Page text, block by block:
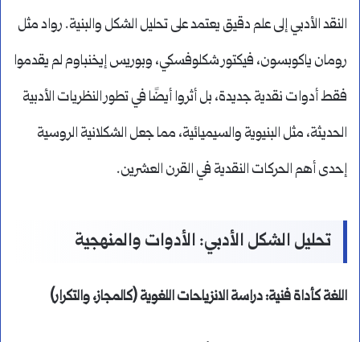
النقد الأدبي إلى علم دقيق يعتمد على تحليل الشكل والبنية. رواد مثل
رومان ياكوبسون، فيكتور شكلوفسكي، وبوريس إيخنباوم لم يقدموا
فقط أدوات نقدية جديدة، بل أثروا أيضًا في تطور النظريات الأدبية
الحديثة، مثل البنيوية والسيميائية، مما جعل الشكلانية الروسية
إحدى أهم الحركات النقدية في القرن العشرين.
تحليل الشكل الأدبي: الأدوات والمنهجية
اللغة كأداة فنية: دراسة الانزياحات اللغوية (كالمجاز، والتكرار)